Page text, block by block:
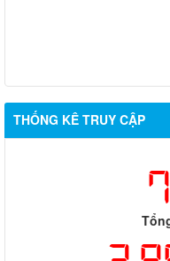
THỐNG KÊ TRUY CẬP